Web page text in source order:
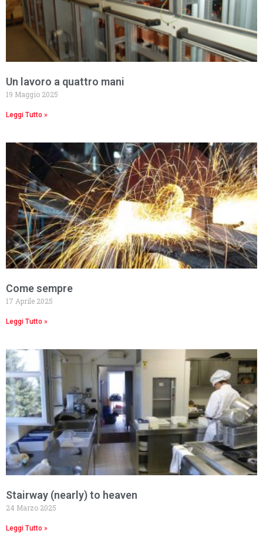
Un lavoro a quattro mani
19 Maggio 2025
Leggi Tutto »
Come sempre
17 Aprile 2025
Leggi Tutto »
Stairway (nearly) to heaven
24 Marzo 2025
Leggi Tutto »